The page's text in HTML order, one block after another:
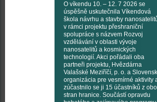
O víkendu 10. – 12. 7 2026 se
úspěšně uskutečnila Víkendová
škola návrhu a stavby
v rámci projektu přeshraniční
spolupráce s názvem Rozvoj
vzdělávání v oblasti vývoje
nanosatelitů a kosmických
technologií. Akci pořádali oba
partneři projektu, Hvězdárna
Valašské Meziříčí, p. o. a
organizácia pre vesmírné aktivity
zúčastnilo se ji 15 účastníků z
stran hranice. Součástí opravdu